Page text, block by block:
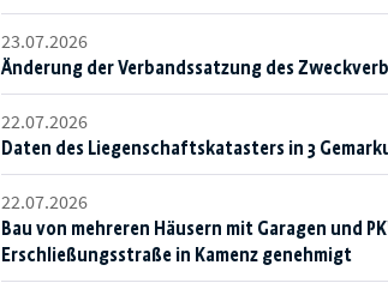
23.07.2026
Änderung der Verbandssatzung des
22.07.2026
Daten des Liegenschaftskatasters in 3
22.07.2026
Bau von mehreren Häusern mit Garagen und
Erschließungsstraße in Kamenz genehmigt